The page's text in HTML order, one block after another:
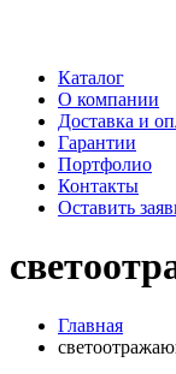
Каталог
О компании
Доставка и
Гарантии
Портфолио
Контакты
Оставить
Главная